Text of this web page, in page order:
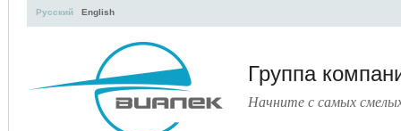
Группа
Начните с самых
Русский English